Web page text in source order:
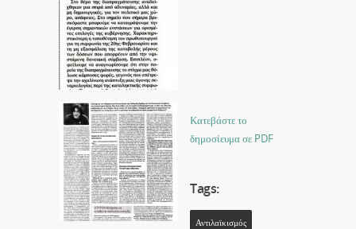
Κατεβάστε το
δημοσίευμα σε PDF
Tags:
Αντιλαϊκισμός